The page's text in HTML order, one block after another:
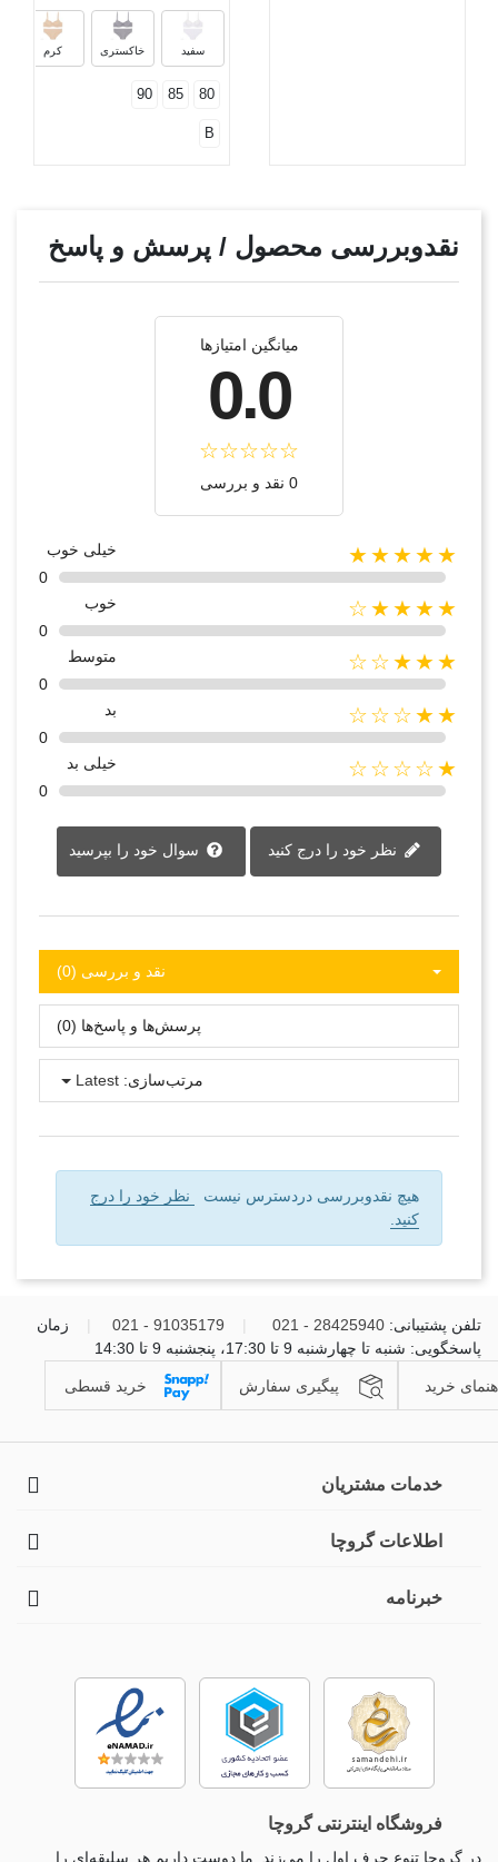
سفید خاکستری کرم
80
85
90
B
نقدوبررسی محصول / پرسش و پاسخ
میانگین امتیازها
0.0
0 نقد و بررسی
★★★★★
خیلی خوب
0
★★★★☆
خوب
0
★★★☆☆
متوسط
0
★★☆☆☆
بد
0
★☆☆☆☆
خیلی بد
0
سوال خود را بپرسید
نقد و بررسی‌‌ (0)
پرسش‌ها و پاسخ‌ها (0)
مرتب‌سازی: Latest
هیچ نقدوبررسی دردسترس نیست
نظر خود را درج
کنید.
تلفن پشتیبانی: 28425940 - 021
91035179 - 021
زمان
پاسخگویی: شنبه تا چهارشنبه 9 تا 17:30، پنجشنبه 9 تا 14:30
خرید پیگیری سفارش خرید قسطی
خدمات مشتریان
اطلاعات گروچا
خبرنامه
فروشگاه اینترنتی گروچا
در گروچا تنوع حرف اول را می‌زند. ما دوست داریم هر سلیقه‌ای را